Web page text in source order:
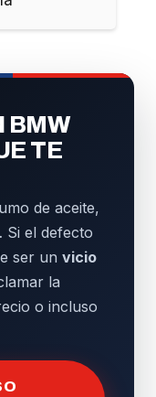
BMW
TE
de aceite,
Si el defecto
ser un vicio
la
o incluso